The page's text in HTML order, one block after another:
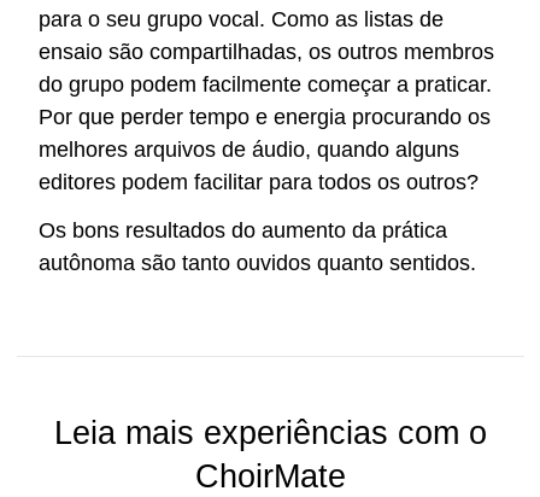
para o seu grupo vocal. Como as listas de
ensaio são compartilhadas, os outros membros
do grupo podem facilmente começar a praticar.
Por que perder tempo e energia procurando os
melhores arquivos de áudio, quando alguns
editores podem facilitar para todos os outros?
Os bons resultados do aumento da prática
autônoma são tanto ouvidos quanto sentidos.
Leia mais experiências com o
ChoirMate